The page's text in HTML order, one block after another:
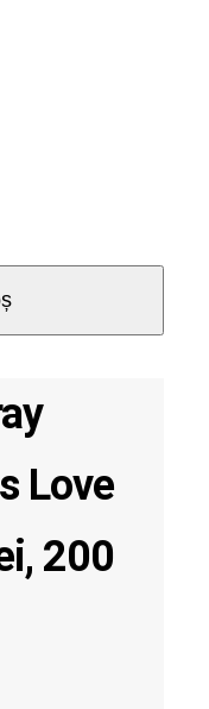
Love
200